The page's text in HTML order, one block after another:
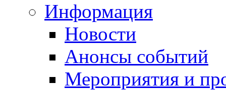
Информация
Новости
Анонсы событий
Мероприятия и